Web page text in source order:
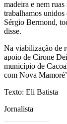
madeira e nem
trabalhamos
Sérgio Bermond,
disse.
Na viabilização de
apoio de Cirone
município de
com Nova
Texto: Eli Batista
Jornalista